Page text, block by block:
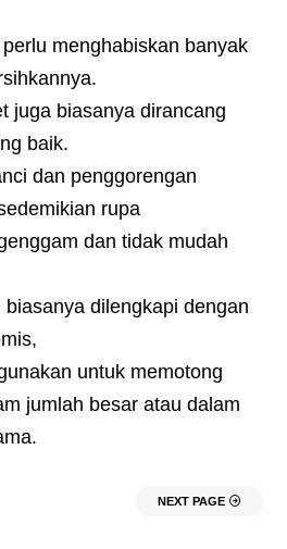
menghabiskan banyak
juga biasanya dirancang
baik.
dan penggorengan
rupa
dan tidak mudah
dilengkapi dengan
untuk memotong
jumlah besar atau dalam
NEXT PAGE